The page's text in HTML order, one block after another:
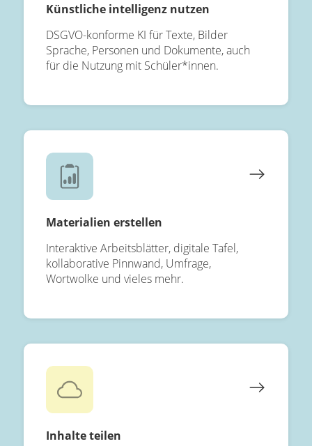
Künstliche intelligenz nutzen
DSGVO-konforme KI für Texte, Bilder
Sprache, Personen und Dokumente, auch
für die Nutzung mit Schüler*innen.
Materialien erstellen
Interaktive Arbeitsblätter, digitale Tafel,
kollaborative Pinnwand, Umfrage,
Wortwolke und vieles mehr.
Inhalte teilen